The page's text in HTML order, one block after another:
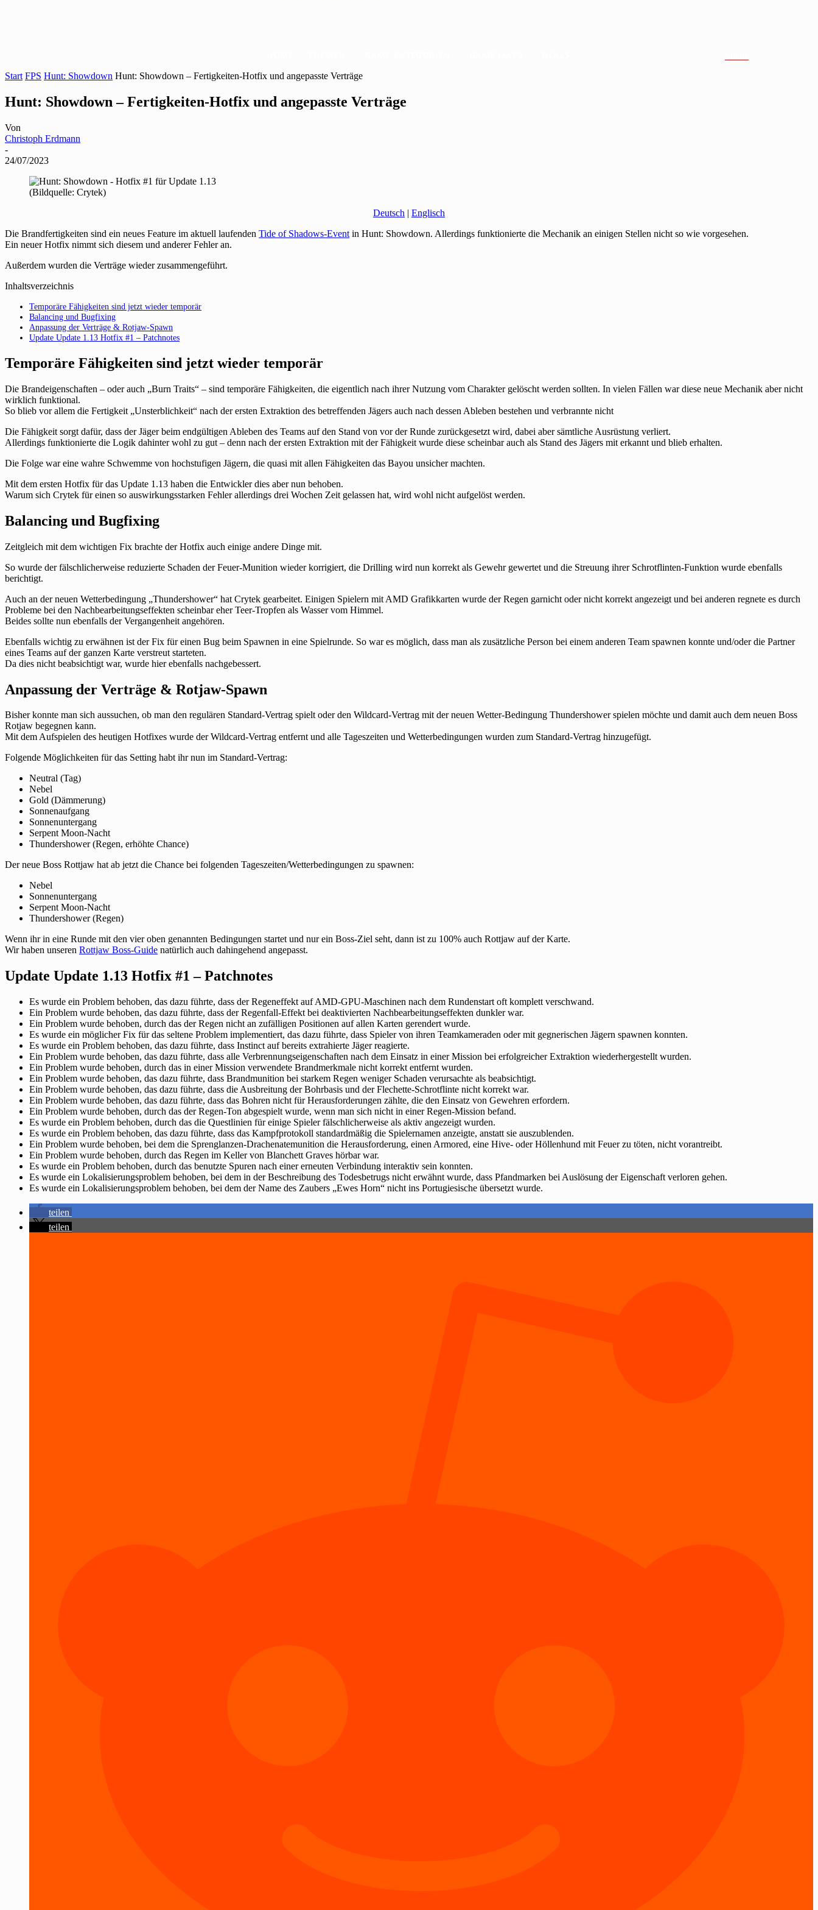
Start FPS Hunt: Showdown Hunt: Showdown – Fertigkeiten-Hotfix und angepasste Verträge
Hunt: Showdown – Fertigkeiten-Hotfix und angepasste Verträge
Von
Christoph Erdmann
-
24/07/2023
(Bildquelle: Crytek)
Deutsch | Englisch
Die Brandfertigkeiten sind ein neues Feature im aktuell laufenden Tide of Shadows-Event in Hunt: Showdown. Allerdings funktionierte die Mechanik an einigen Stellen nicht so wie vorgesehen.
Ein neuer Hotfix nimmt sich diesem und anderer Fehler an.
Außerdem wurden die Verträge wieder zusammengeführt.
Inhaltsverzeichnis
Temporäre Fähigkeiten sind jetzt wieder temporär
Balancing und Bugfixing
Anpassung der Verträge & Rotjaw-Spawn
Update Update 1.13 Hotfix #1 – Patchnotes
Temporäre Fähigkeiten sind jetzt wieder temporär
Die Brandeigenschaften – oder auch „Burn Traits“ – sind temporäre Fähigkeiten, die eigentlich nach ihrer Nutzung vom Charakter gelöscht werden sollten. In vielen Fällen war diese neue Mechanik aber nicht
wirklich funktional.
So blieb vor allem die Fertigkeit „Unsterblichkeit“ nach der ersten Extraktion des betreffenden Jägers auch nach dessen Ableben bestehen und verbrannte nicht
Die Fähigkeit sorgt dafür, dass der Jäger beim endgültigen Ableben des Teams auf den Stand von vor der Runde zurückgesetzt wird, dabei aber sämtliche Ausrüstung verliert.
Allerdings funktionierte die Logik dahinter wohl zu gut – denn nach der ersten Extraktion mit der Fähigkeit wurde diese scheinbar auch als Stand des Jägers mit erkannt und blieb erhalten.
Die Folge war eine wahre Schwemme von hochstufigen Jägern, die quasi mit allen Fähigkeiten das Bayou unsicher machten.
Mit dem ersten Hotfix für das Update 1.13 haben die Entwickler dies aber nun behoben.
Warum sich Crytek für einen so auswirkungsstarken Fehler allerdings drei Wochen Zeit gelassen hat, wird wohl nicht aufgelöst werden.
Balancing und Bugfixing
Zeitgleich mit dem wichtigen Fix brachte der Hotfix auch einige andere Dinge mit.
So wurde der fälschlicherweise reduzierte Schaden der Feuer-Munition wieder korrigiert, die Drilling wird nun korrekt als Gewehr gewertet und die Streuung ihrer Schrotflinten-Funktion wurde ebenfalls
berichtigt.
Auch an der neuen Wetterbedingung „Thundershower“ hat Crytek gearbeitet. Einigen Spielern mit AMD Grafikkarten wurde der Regen garnicht oder nicht korrekt angezeigt und bei anderen regnete es durch
Probleme bei den Nachbearbeitungseffekten scheinbar eher Teer-Tropfen als Wasser vom Himmel.
Beides sollte nun ebenfalls der Vergangenheit angehören.
Ebenfalls wichtig zu erwähnen ist der Fix für einen Bug beim Spawnen in eine Spielrunde. So war es möglich, dass man als zusätzliche Person bei einem anderen Team spawnen konnte und/oder die Partner
eines Teams auf der ganzen Karte verstreut starteten.
Da dies nicht beabsichtigt war, wurde hier ebenfalls nachgebessert.
Anpassung der Verträge & Rotjaw-Spawn
Bisher konnte man sich aussuchen, ob man den regulären Standard-Vertrag spielt oder den Wildcard-Vertrag mit der neuen Wetter-Bedingung Thundershower spielen möchte und damit auch dem neuen Boss
Rotjaw begegnen kann.
Mit dem Aufspielen des heutigen Hotfixes wurde der Wildcard-Vertrag entfernt und alle Tageszeiten und Wetterbedingungen wurden zum Standard-Vertrag hinzugefügt.
Folgende Möglichkeiten für das Setting habt ihr nun im Standard-Vertrag:
Neutral (Tag)
Nebel
Gold (Dämmerung)
Sonnenaufgang
Sonnenuntergang
Serpent Moon-Nacht
Thundershower (Regen, erhöhte Chance)
Der neue Boss Rottjaw hat ab jetzt die Chance bei folgenden Tageszeiten/Wetterbedingungen zu spawnen:
Nebel
Sonnenuntergang
Serpent Moon-Nacht
Thundershower (Regen)
Wenn ihr in eine Runde mit den vier oben genannten Bedingungen startet und nur ein Boss-Ziel seht, dann ist zu 100% auch Rottjaw auf der Karte.
Wir haben unseren Rottjaw Boss-Guide natürlich auch dahingehend angepasst.
Update Update 1.13 Hotfix #1 – Patchnotes
Es wurde ein Problem behoben, das dazu führte, dass der Regeneffekt auf AMD-GPU-Maschinen nach dem Rundenstart oft komplett verschwand.
Ein Problem wurde behoben, das dazu führte, dass der Regenfall-Effekt bei deaktivierten Nachbearbeitungseffekten dunkler war.
Ein Problem wurde behoben, durch das der Regen nicht an zufälligen Positionen auf allen Karten gerendert wurde.
Es wurde ein möglicher Fix für das seltene Problem implementiert, das dazu führte, dass Spieler von ihren Teamkameraden oder mit gegnerischen Jägern spawnen konnten.
Es wurde ein Problem behoben, das dazu führte, dass Instinct auf bereits extrahierte Jäger reagierte.
Ein Problem wurde behoben, das dazu führte, dass alle Verbrennungseigenschaften nach dem Einsatz in einer Mission bei erfolgreicher Extraktion wiederhergestellt wurden.
Ein Problem wurde behoben, durch das in einer Mission verwendete Brandmerkmale nicht korrekt entfernt wurden.
Ein Problem wurde behoben, das dazu führte, dass Brandmunition bei starkem Regen weniger Schaden verursachte als beabsichtigt.
Ein Problem wurde behoben, das dazu führte, dass die Ausbreitung der Bohrbasis und der Flechette-Schrotflinte nicht korrekt war.
Ein Problem wurde behoben, das dazu führte, dass das Bohren nicht für Herausforderungen zählte, die den Einsatz von Gewehren erfordern.
Ein Problem wurde behoben, durch das der Regen-Ton abgespielt wurde, wenn man sich nicht in einer Regen-Mission befand.
Es wurde ein Problem behoben, durch das die Questlinien für einige Spieler fälschlicherweise als aktiv angezeigt wurden.
Es wurde ein Problem behoben, das dazu führte, dass das Kampfprotokoll standardmäßig die Spielernamen anzeigte, anstatt sie auszublenden.
Ein Problem wurde behoben, bei dem die Sprenglanzen-Drachenatemunition die Herausforderung, einen Armored, eine Hive- oder Höllenhund mit Feuer zu töten, nicht vorantreibt.
Ein Problem wurde behoben, durch das Regen im Keller von Blanchett Graves hörbar war.
Es wurde ein Problem behoben, durch das benutzte Spuren nach einer erneuten Verbindung interaktiv sein konnten.
Es wurde ein Lokalisierungsproblem behoben, bei dem in der Beschreibung des Todesbetrugs nicht erwähnt wurde, dass Pfandmarken bei Auslösung der Eigenschaft verloren gehen.
Es wurde ein Lokalisierungsproblem behoben, bei dem der Name des Zaubers „Ewes Horn“ nicht ins Portugiesische übersetzt wurde.
teilen
teilen